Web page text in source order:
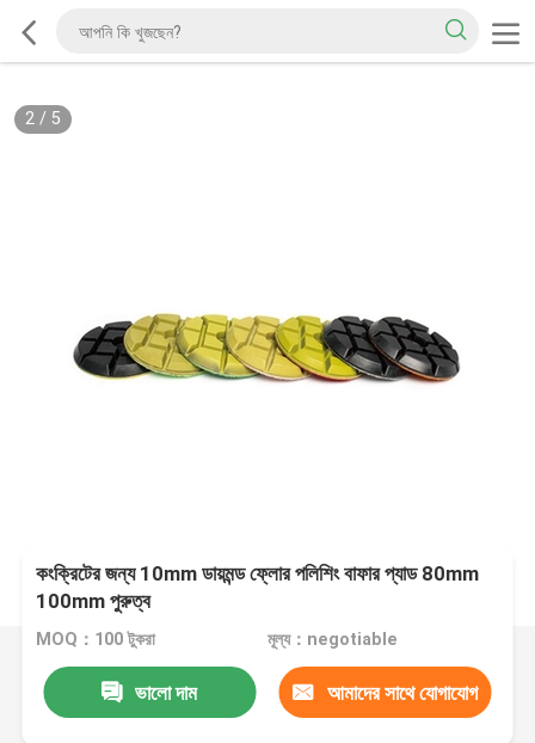
2/ 5
কংক্রিটের জন্য 10mm ডায়মন্ড ফ্লোর পলিশিং বাফার প্যাড 80mm
100mm পুরুত্ব
MOQ：100 টুকরা মূল্য：negotiable
ভালো দাম আমাদের সাথে যোগাযোগ